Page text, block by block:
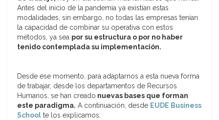
Antes del inicio de la pandemia ya existían estas
modalidades, sin embargo, no todas las empresas tenían
la capacidad de combinar su operativa con estos
métodos, ya sea por su estructura o por no haber
tenido contemplada su implementación.
Desde ese momento, para adaptarnos a esta nueva forma
de trabajar, desde los departamentos de Recursos
Humanos, se han creado nuevas bases que forman
este paradigma. A continuación, desde EUDE Business
School te los explicamos: